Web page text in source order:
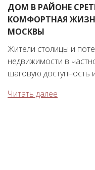
ДОМ В РАЙОНЕ
КОМФОРТНАЯ
МОСКВЫ
Жители столицы и
недвижимости в
шаговую доступность
Читать далее